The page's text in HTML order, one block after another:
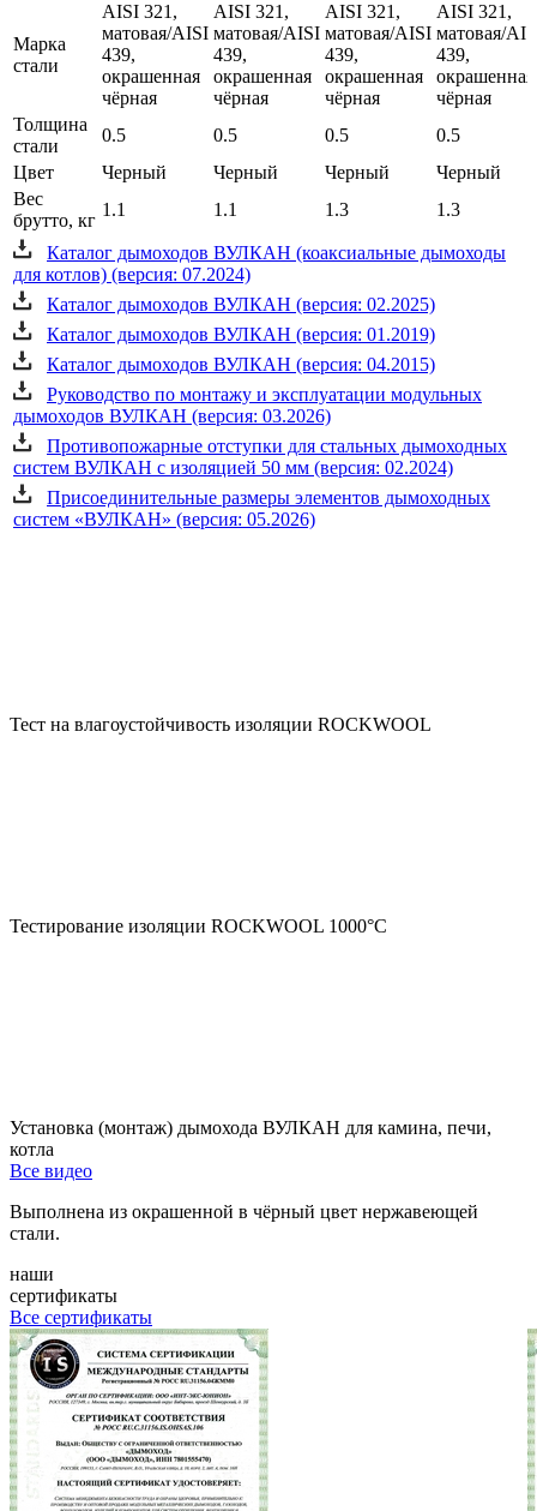
Марка
стали
AISI 321,
матовая/AISI
439,
окрашенная
чёрная
AISI 321,
матовая/AISI
439,
окрашенная
чёрная
AISI 321,
матовая/AISI
439,
окрашенная
чёрная
AISI 321,
матовая/
439,
окрашенная
чёрная
Толщина
стали
0.5 0.5 0.5
0.5
Цвет
Черный Черный Черный
Черный
Вес
брутто, кг
1.1 1.1 1.3 1.3
Каталог дымоходов ВУЛКАН (коаксиальные дымоходы
для котлов) (версия: 07.2024)
Каталог дымоходов ВУЛКАН (версия: 02.2025)
Каталог дымоходов ВУЛКАН (версия: 01.2019)
Каталог дымоходов ВУЛКАН (версия: 04.2015)
Руководство по монтажу и эксплуатации модульных
дымоходов ВУЛКАН (версия: 03.2026)
Противопожарные отступки для стальных дымоходных
систем ВУЛКАН с изоляцией 50 мм (версия: 02.2024)
Присоединительные размеры элементов дымоходных
систем «ВУЛКАН» (версия: 05.2026)
Тест на влагоустойчивость изоляции ROCKWOOL
Тестирование изоляции ROCKWOOL 1000°С
Установка (монтаж) дымохода ВУЛКАН для камина, печи,
котла
Все видео
Выполнена из окрашенной в чёрный цвет нержавеющей
стали.
наши
сертификаты
Все сертификаты